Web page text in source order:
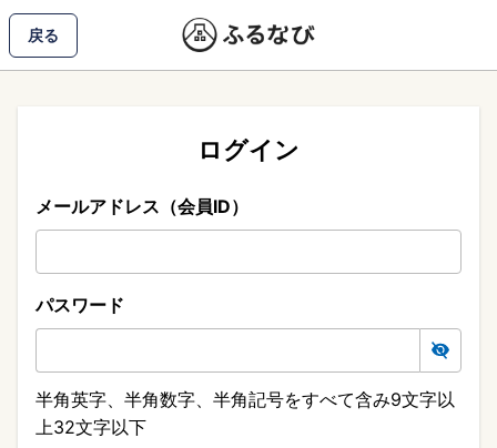
戻る
ログイン
メールアドレス（会員ID）
パスワード
半角英字、半角数字、半角記号をすべて含み9文字以
上32文字以下